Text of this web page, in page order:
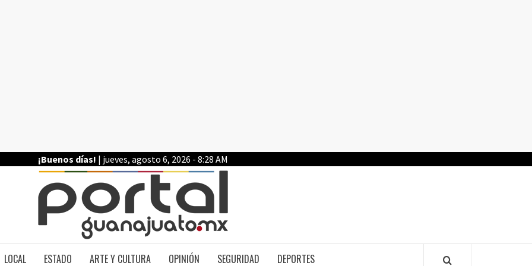
¡Buenos días! | jueves, agosto 6, 2026 - 8:28 AM
LOCAL ESTADO ARTE Y CULTURA OPINIÓN SEGURIDAD DEPORTES